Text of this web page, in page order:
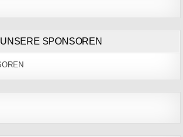
UNSERE SPONSOREN